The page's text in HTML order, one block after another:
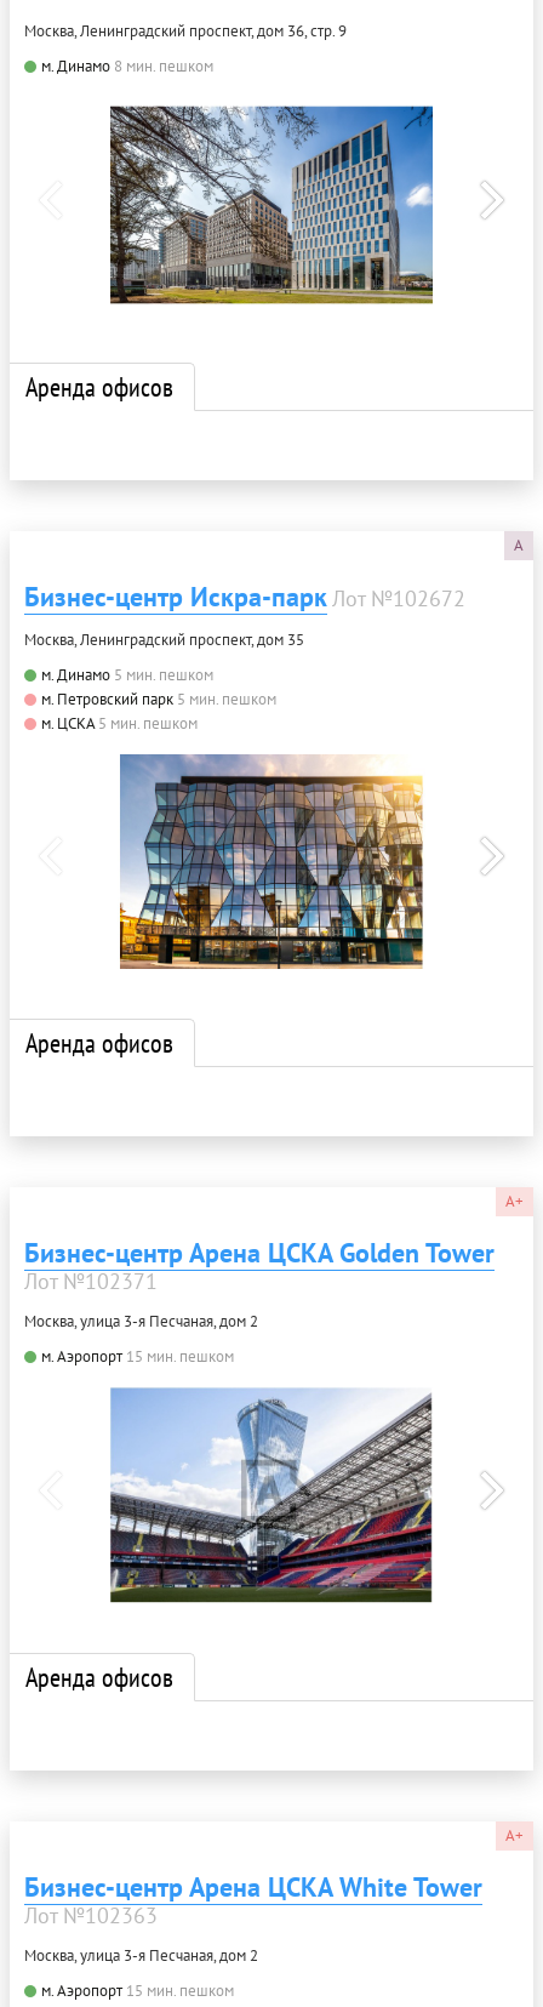
Москва, Ленинградский проспект, дом 36, стр. 9
м. Динамо 8 мин. пешком
Аренда офисов
A
Бизнес-центр Искра-парк Лот №102672
Москва, Ленинградский проспект, дом 35
м. Динамо 5 мин. пешком
м. Петровский парк 5 мин. пешком
м. ЦСКА 5 мин. пешком
Аренда офисов
A+
Бизнес-центр Арена ЦСКА Golden Tower
Лот №102371
Москва, улица 3-я Песчаная, дом 2
м. Аэропорт 15 мин. пешком
Аренда офисов
A+
Бизнес-центр Арена ЦСКА White Tower
Лот №102363
Москва, улица 3-я Песчаная, дом 2
м. Аэропорт 15 мин. пешком